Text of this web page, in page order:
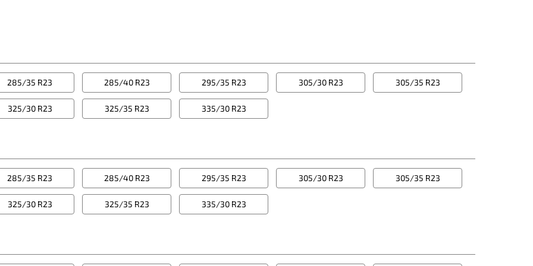
285/35 R23 285/40 R23 295/35 R23 305/30 R23 305/35 R23
325/30 R23 325/35 R23 335/30 R23
285/35 R23 285/40 R23 295/35 R23 305/30 R23 305/35 R23
325/30 R23 325/35 R23 335/30 R23